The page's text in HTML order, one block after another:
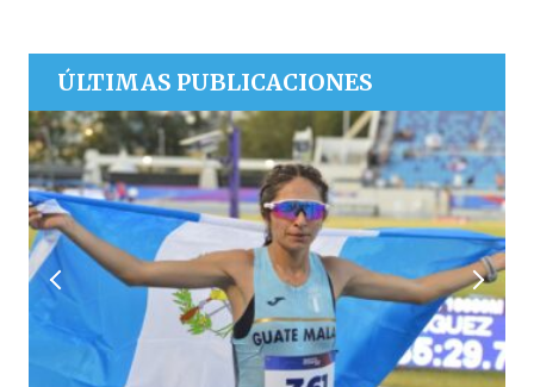
ÚLTIMAS PUBLICACIONES